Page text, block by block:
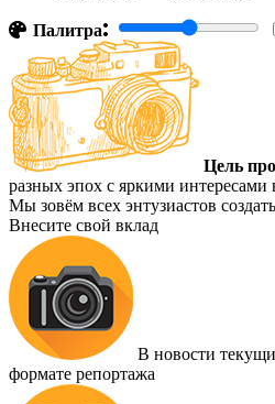
Палитра:
Цель
разных эпох с яркими интересами
Мы зовём всех энтузиастов
Внесите свой вклад
В новости
формате репортажа